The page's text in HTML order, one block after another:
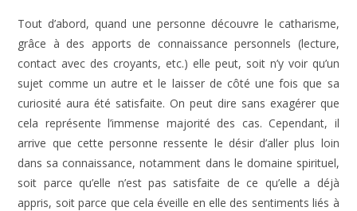
Tout d’abord, quand une personne découvre le catharisme,
grâce à des apports de connaissance personnels (lecture,
contact avec des croyants, etc.) elle peut, soit n’y voir qu’un
sujet comme un autre et le laisser de côté une fois que sa
curiosité aura été satisfaite. On peut dire sans exagérer que
cela représente l’immense majorité des cas. Cependant, il
arrive que cette personne ressente le désir d’aller plus loin
dans sa connaissance, notamment dans le domaine spirituel,
soit parce qu’elle n’est pas satisfaite de ce qu’elle a déjà
appris, soit parce que cela éveille en elle des sentiments liés à